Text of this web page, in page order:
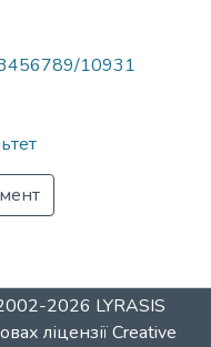
10931
2026 LYRASIS
ліцензіїCreative